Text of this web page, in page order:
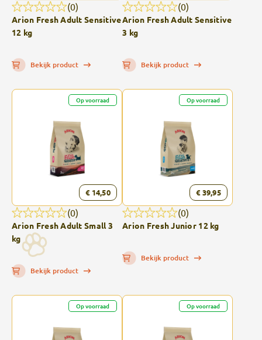
(0)
Arion Fresh Adult Sensitive
12 kg
Bekijk product
(0)
Arion Fresh Adult Sensitive
3 kg
Bekijk product
Op voorraad
€ 14,50
(0)
Arion Fresh Adult Small 3
kg
Bekijk product
Op voorraad
€ 39,95
(0)
Arion Fresh Junior 12 kg
Bekijk product
Op voorraad Op voorraad